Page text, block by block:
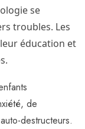
se
troubles. Les
éducation et
de
destructeurs.